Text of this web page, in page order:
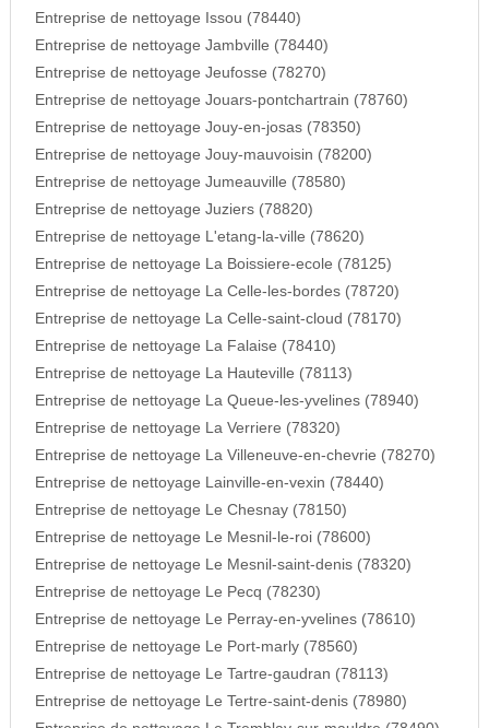
Entreprise de nettoyage Issou (78440)
Entreprise de nettoyage Jambville (78440)
Entreprise de nettoyage Jeufosse (78270)
Entreprise de nettoyage Jouars-pontchartrain (78760)
Entreprise de nettoyage Jouy-en-josas (78350)
Entreprise de nettoyage Jouy-mauvoisin (78200)
Entreprise de nettoyage Jumeauville (78580)
Entreprise de nettoyage Juziers (78820)
Entreprise de nettoyage L'etang-la-ville (78620)
Entreprise de nettoyage La Boissiere-ecole (78125)
Entreprise de nettoyage La Celle-les-bordes (78720)
Entreprise de nettoyage La Celle-saint-cloud (78170)
Entreprise de nettoyage La Falaise (78410)
Entreprise de nettoyage La Hauteville (78113)
Entreprise de nettoyage La Queue-les-yvelines (78940)
Entreprise de nettoyage La Verriere (78320)
Entreprise de nettoyage La Villeneuve-en-chevrie (78270)
Entreprise de nettoyage Lainville-en-vexin (78440)
Entreprise de nettoyage Le Chesnay (78150)
Entreprise de nettoyage Le Mesnil-le-roi (78600)
Entreprise de nettoyage Le Mesnil-saint-denis (78320)
Entreprise de nettoyage Le Pecq (78230)
Entreprise de nettoyage Le Perray-en-yvelines (78610)
Entreprise de nettoyage Le Port-marly (78560)
Entreprise de nettoyage Le Tartre-gaudran (78113)
Entreprise de nettoyage Le Tertre-saint-denis (78980)